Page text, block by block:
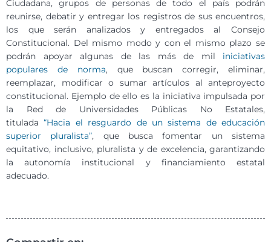
Ciudadana, grupos de personas de todo el país podrán
reunirse, debatir y entregar los registros de sus encuentros,
los que serán analizados y entregados al Consejo
Constitucional. Del mismo modo y con el mismo plazo se
podrán apoyar algunas de las más de mil iniciativas
populares de norma, que buscan corregir, eliminar,
reemplazar, modificar o sumar artículos al anteproyecto
constitucional. Ejemplo de ello es la iniciativa impulsada por
la Red de Universidades Públicas No Estatales,
titulada“Hacia el resguardo de un sistema de educación
superior pluralista”, que busca fomentar un sistema
equitativo, inclusivo, pluralista y de excelencia, garantizando
la autonomía institucional y financiamiento estatal
adecuado.